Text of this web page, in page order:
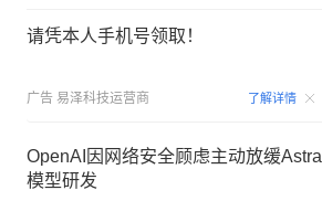
请凭本人手机号领取！
广告 易泽科技运营商 了解详情
OpenAI因网络安全顾虑主动放缓Astra
模型研发